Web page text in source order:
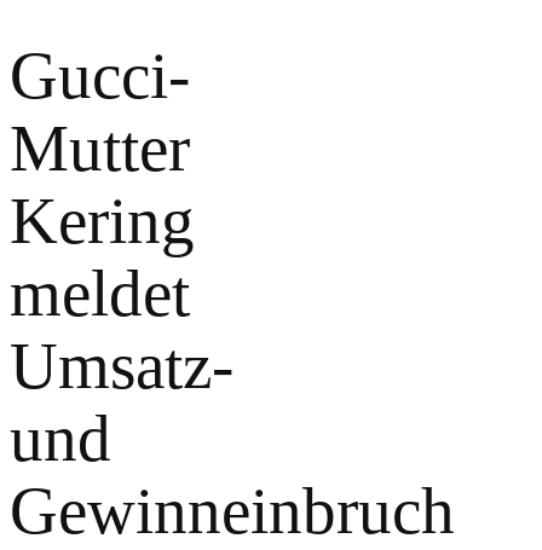
Gucci-
Mutter
Kering
meldet
Umsatz-
und
Gewinneinbruch